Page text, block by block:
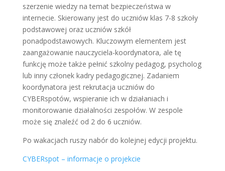
szerzenie wiedzy na temat bezpieczeństwa w
internecie. Skierowany jest do uczniów klas 7-8 szkoły
podstawowej oraz uczniów szkół
ponadpodstawowych. Kluczowym elementem jest
zaangażowanie nauczyciela-koordynatora, ale tę
funkcję może także pełnić szkolny pedagog, psycholog
lub inny członek kadry pedagogicznej. Zadaniem
koordynatora jest rekrutacja uczniów do
CYBERspotów, wspieranie ich w działaniach i
monitorowanie działalności zespołów. W zespole
może się znaleźć od 2 do 6 uczniów.
Po wakacjach ruszy nabór do kolejnej edycji projektu.
CYBERspot – informacje o projekcie